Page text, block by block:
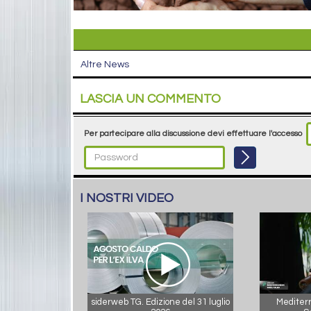
Altre News
LASCIA UN COMMENTO
Per partecipare alla discussione devi effettuare l'accesso
I NOSTRI VIDEO
siderweb TG. Edizione del 31 luglio